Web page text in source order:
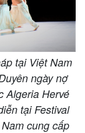
tại Việt Nam
ngày nợ
Algeria Hervé
tại Festival
cung cấp